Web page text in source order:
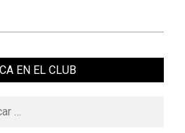
EN EL CLUB